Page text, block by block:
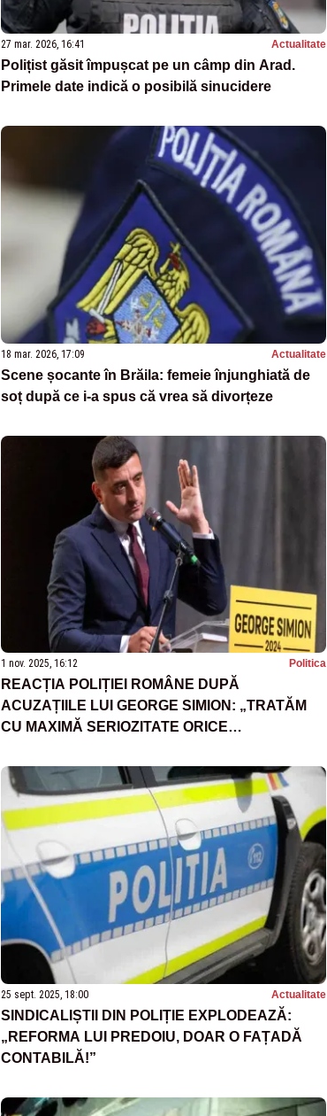
27 mar. 2026, 16:41 Actualitate
Polițist găsit împușcat pe un câmp din Arad.
Primele date indică o posibilă sinucidere
18 mar. 2026, 17:09 Actualitate
Scene șocante în Brăila: femeie înjunghiată de
soț după ce i-a spus că vrea să divorțeze
1 nov. 2025, 16:12 Politica
REACȚIA POLIȚIEI ROMÂNE DUPĂ
ACUZAȚIILE LUI GEORGE SIMION: „TRATĂM
CU MAXIMĂ SERIOZITATE ORICE
25 sept. 2025, 18:00 Actualitate
SINDICALIȘTII DIN POLIȚIE EXPLODEAZĂ:
„REFORMA LUI PREDOIU, DOAR O FAȚADĂ
CONTABILĂ!”